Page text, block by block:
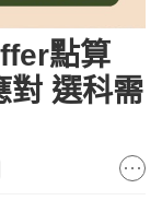
點算
對 選科需